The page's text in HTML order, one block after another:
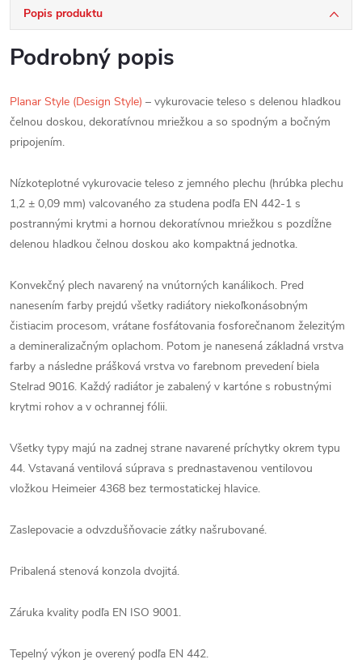
Popis produktu
Podrobný popis
Planar Style (Design Style) – vykurovacie teleso s delenou hladkou
čelnou doskou, dekoratívnou mriežkou a so spodným a bočným
pripojením.
Nízkoteplotné vykurovacie teleso z jemného plechu (hrúbka plechu
1,2 ± 0,09 mm) valcovaného za studena podľa EN 442-1 s
postrannými krytmi a hornou dekoratívnou mriežkou s pozdĺžne
delenou hladkou čelnou doskou ako kompaktná jednotka.
Konvekčný plech navarený na vnútorných kanálikoch. Pred
nanesením farby prejdú všetky radiátory niekoľkonásobným
čistiacim procesom, vrátane fosfátovania fosforečnanom železitým
a demineralizačným oplachom. Potom je nanesená základná vrstva
farby a následne prášková vrstva vo farebnom prevedení biela
Stelrad 9016. Každý radiátor je zabalený v kartóne s robustnými
krytmi rohov a v ochrannej fólii.
Všetky typy majú na zadnej strane navarené príchytky okrem typu
44. Vstavaná ventilová súprava s prednastavenou ventilovou
vložkou Heimeier 4368 bez termostatickej hlavice.
Zaslepovacie a odvzdušňovacie zátky našrubované.
Pribalená stenová konzola dvojitá.
Záruka kvality podľa EN ISO 9001.
Tepelný výkon je overený podľa EN 442.